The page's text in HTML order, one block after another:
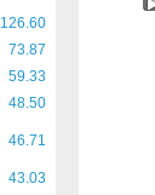
126.60
73.87
59.33
48.50
46.71
43.03